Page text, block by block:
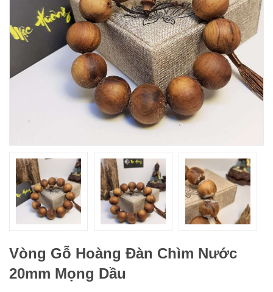
Vòng Gỗ Hoàng Đàn Chìm Nước
20mm Mọng Dầu